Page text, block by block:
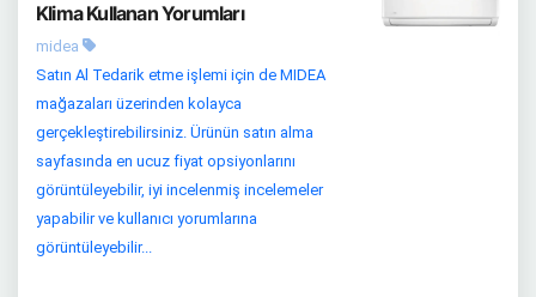
Klima Kullanan Yorumları
midea
Satın Al Tedarik etme işlemi için de MIDEA
mağazaları üzerinden kolayca
gerçekleştirebilirsiniz. Ürünün satın alma
sayfasında en ucuz fiyat opsiyonlarını
görüntüleyebilir, iyi incelenmiş incelemeler
yapabilir ve kullanıcı yorumlarına
görüntüleyebilir...